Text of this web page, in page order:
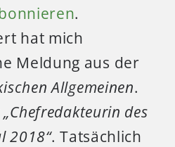
.
hat mich
Meldung aus der
Allgemeinen.
des
2018“. Tatsächlich